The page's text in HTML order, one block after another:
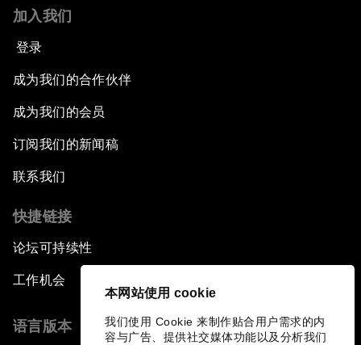
本网站使用 cookie
我们使用 Cookie 来制作贴合用户需求的内
容与广告、提供社交媒体功能以及分析我们
加入我们
登录
成为我们的合作伙伴
成为我们的会员
订阅我们的新闻稿
联系我们
快捷链接
论坛可持续性
工作机会
语言版本